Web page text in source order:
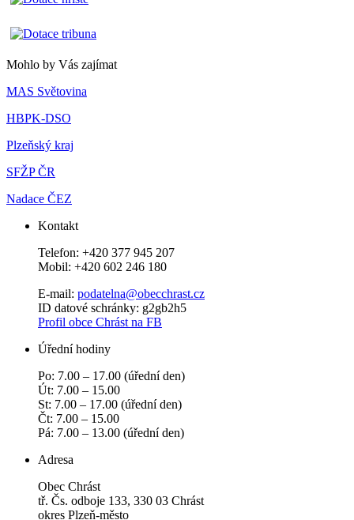
Mohlo by Vás zajímat
MAS Světovina
HBPK-DSO
Plzeňský kraj
SFŽP ČR
Nadace ČEZ
Kontakt
Telefon: +420 377 945 207
Mobil: +420 602 246 180
E-mail: podatelna@obecchras­t.cz
ID datové schránky: g2gb2h5
Profil obce Chrást na FB
Úřední hodiny
Po: 7.00 – 17.00 (úřední den)
Út: 7.00 – 15.00
St: 7.00 – 17.00 (úřední den)
Čt: 7.00 – 15.00
Pá: 7.00 – 13.00 (úřední den)
Adresa
Obec Chrást
tř. Čs. odboje 133, 330 03 Chrást
okres Plzeň-město